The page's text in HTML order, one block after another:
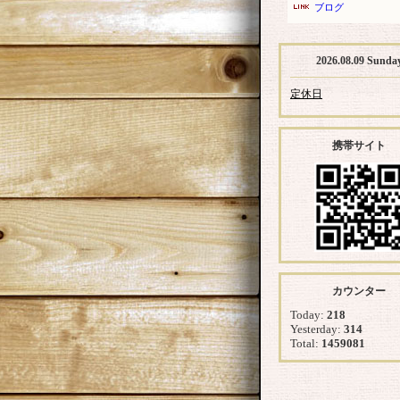
ブログ
2026.08.09
定休日
携帯サイト
カウンター
Today: 218
Yesterday: 314
Total: 1459081